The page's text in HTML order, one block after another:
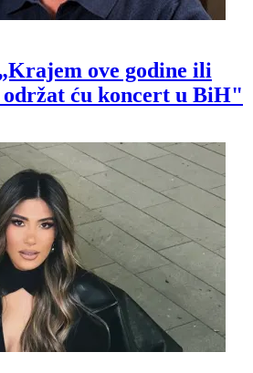
ove godine ili
održat ću koncert u BiH"